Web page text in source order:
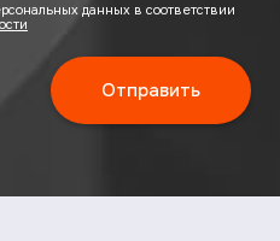
данных в соответствии